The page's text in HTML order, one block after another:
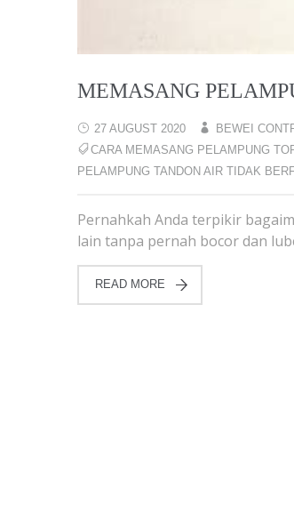
MEMASANG
27 AUGUST 2020 BEWEI
CARA MEMASANG PELAMPUNG
PELAMPUNG TANDON AIR TIDAK
Pernahkah Anda terpikir
lain tanpa pernah bocor dan
READ MORE